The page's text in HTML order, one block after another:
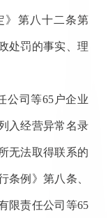
》第八十二条第
处罚的事实、理
公司等65户企业
入经营异常名录
无法取得联系的
条例》第八条
限责任公司等65